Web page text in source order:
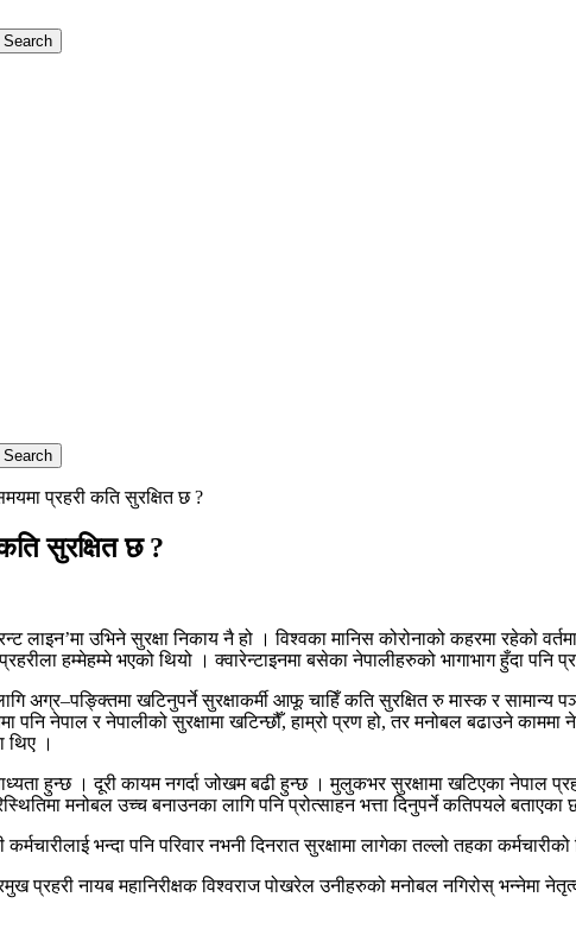
प्रहरी कति सुरक्षित छ ?
सुरक्षित छ ?
लाइन’मा उभिने सुरक्षा निकाय नै हो । विश्वका मानिस कोरोनाको कहरमा रहेको
हम्मेहम्मे भएको थियो । क्वारेन्टाइनमा बसेका नेपालीहरुको भागाभाग हुँदा पनि
अग्र–पङ्क्तिमा खटिनुपर्ने सुरक्षाकर्मी आफू चाहिँ कति सुरक्षित रु मास्क र सामान्य
पनि नेपाल र नेपालीको सुरक्षामा खटिन्छौँ, हाम्रो प्रण हो, तर मनोबल बढाउने
थिए ।
हुन्छ । दूरी कायम नगर्दा जोखम बढी हुन्छ । मुलुकभर सुरक्षामा खटिएका नेपाल
मनोबल उच्च बनाउनका लागि पनि प्रोत्साहन भत्ता दिनुपर्ने कतिपयले बताएका
कर्मचारीलाई भन्दा पनि परिवार नभनी दिनरात सुरक्षामा लागेका तल्लो तहका
प्रहरी नायब महानिरीक्षक विश्वराज पोखरेल उनीहरुको मनोबल नगिरोस्